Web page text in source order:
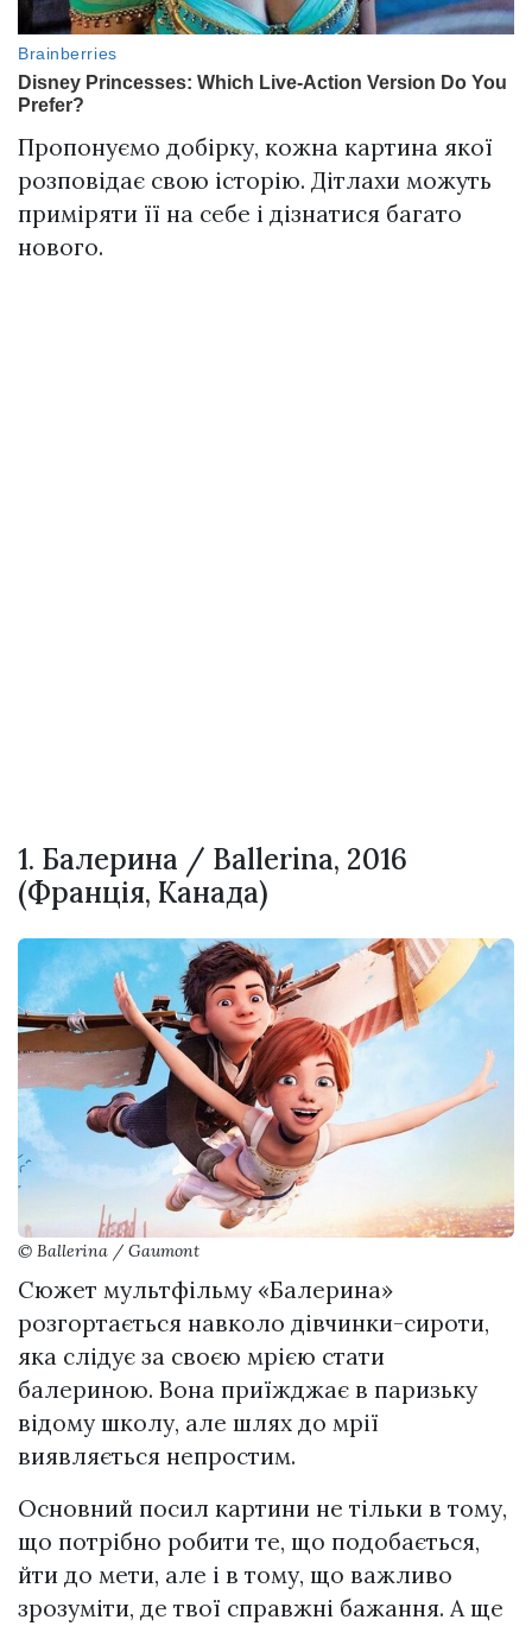
Пропонуємо добірку, кожна картина якої
розповідає свою історію. Дітлахи можуть
приміряти її на себе і дізнатися багато
нового.
1. Балерина / Ballerina, 2016
(Франція, Канада)
© Ballerina / Gaumont
Сюжет мультфільму «Балерина»
розгортається навколо дівчинки-сироти,
яка слідує за своєю мрією стати
балериною. Вона приїжджає в паризьку
відому школу, але шлях до мрії
виявляється непростим.
Основний посил картини не тільки в тому,
що потрібно робити те, що подобається,
йти до мети, але і в тому, що важливо
зрозуміти, де твої справжні бажання. А ще